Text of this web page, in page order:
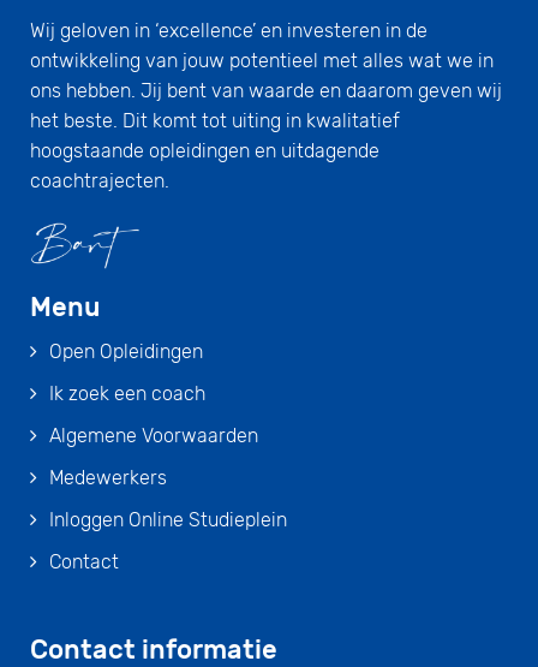
Wij geloven in ‘excellence’ en investeren in de
ontwikkeling van jouw potentieel met alles wat we in
ons hebben. Jij bent van waarde en daarom geven wij
het beste. Dit komt tot uiting in kwalitatief
hoogstaande opleidingen en uitdagende
coachtrajecten.
Menu
Open Opleidingen
Ik zoek een coach
Algemene Voorwaarden
Medewerkers
Inloggen Online Studieplein
Contact
Contact informatie